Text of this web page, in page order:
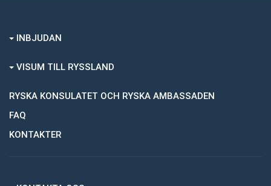
INBJUDAN
VISUM TILL RYSSLAND
RYSKA KONSULATET OCH RYSKA AMBASSADEN
FAQ
KONTAKTER